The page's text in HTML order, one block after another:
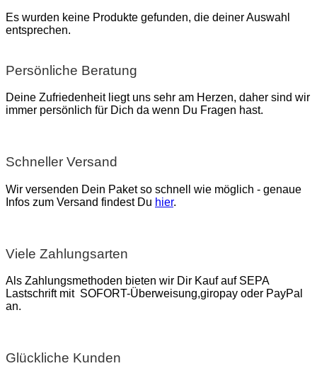
Es wurden keine Produkte gefunden, die deiner Auswahl
entsprechen.
Persönliche Beratung
Deine Zufriedenheit liegt uns sehr am Herzen, daher sind wir
immer persönlich für Dich da wenn Du Fragen hast.
Schneller Versand
Wir versenden Dein Paket so schnell wie möglich - genaue
Infos zum Versand findest Du hier.
Viele Zahlungsarten
Als Zahlungsmethoden bieten wir Dir Kauf auf SEPA
Lastschrift mit SOFORT-Überweisung,giropay oder PayPal
an.
Glückliche Kunden